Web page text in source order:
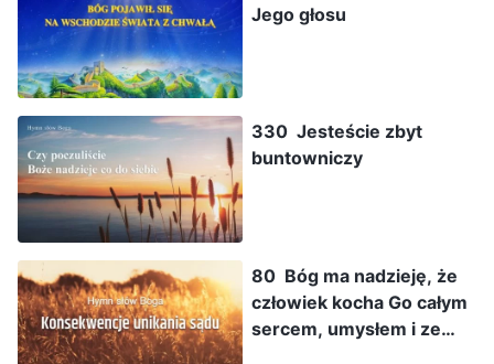
Jego głosu
330 Jesteście zbyt
buntowniczy
80 Bóg ma nadzieję, że
człowiek kocha Go całym
sercem, umysłem i ze